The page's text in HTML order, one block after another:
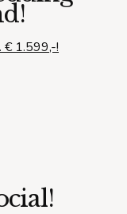
€ 1.599,-!